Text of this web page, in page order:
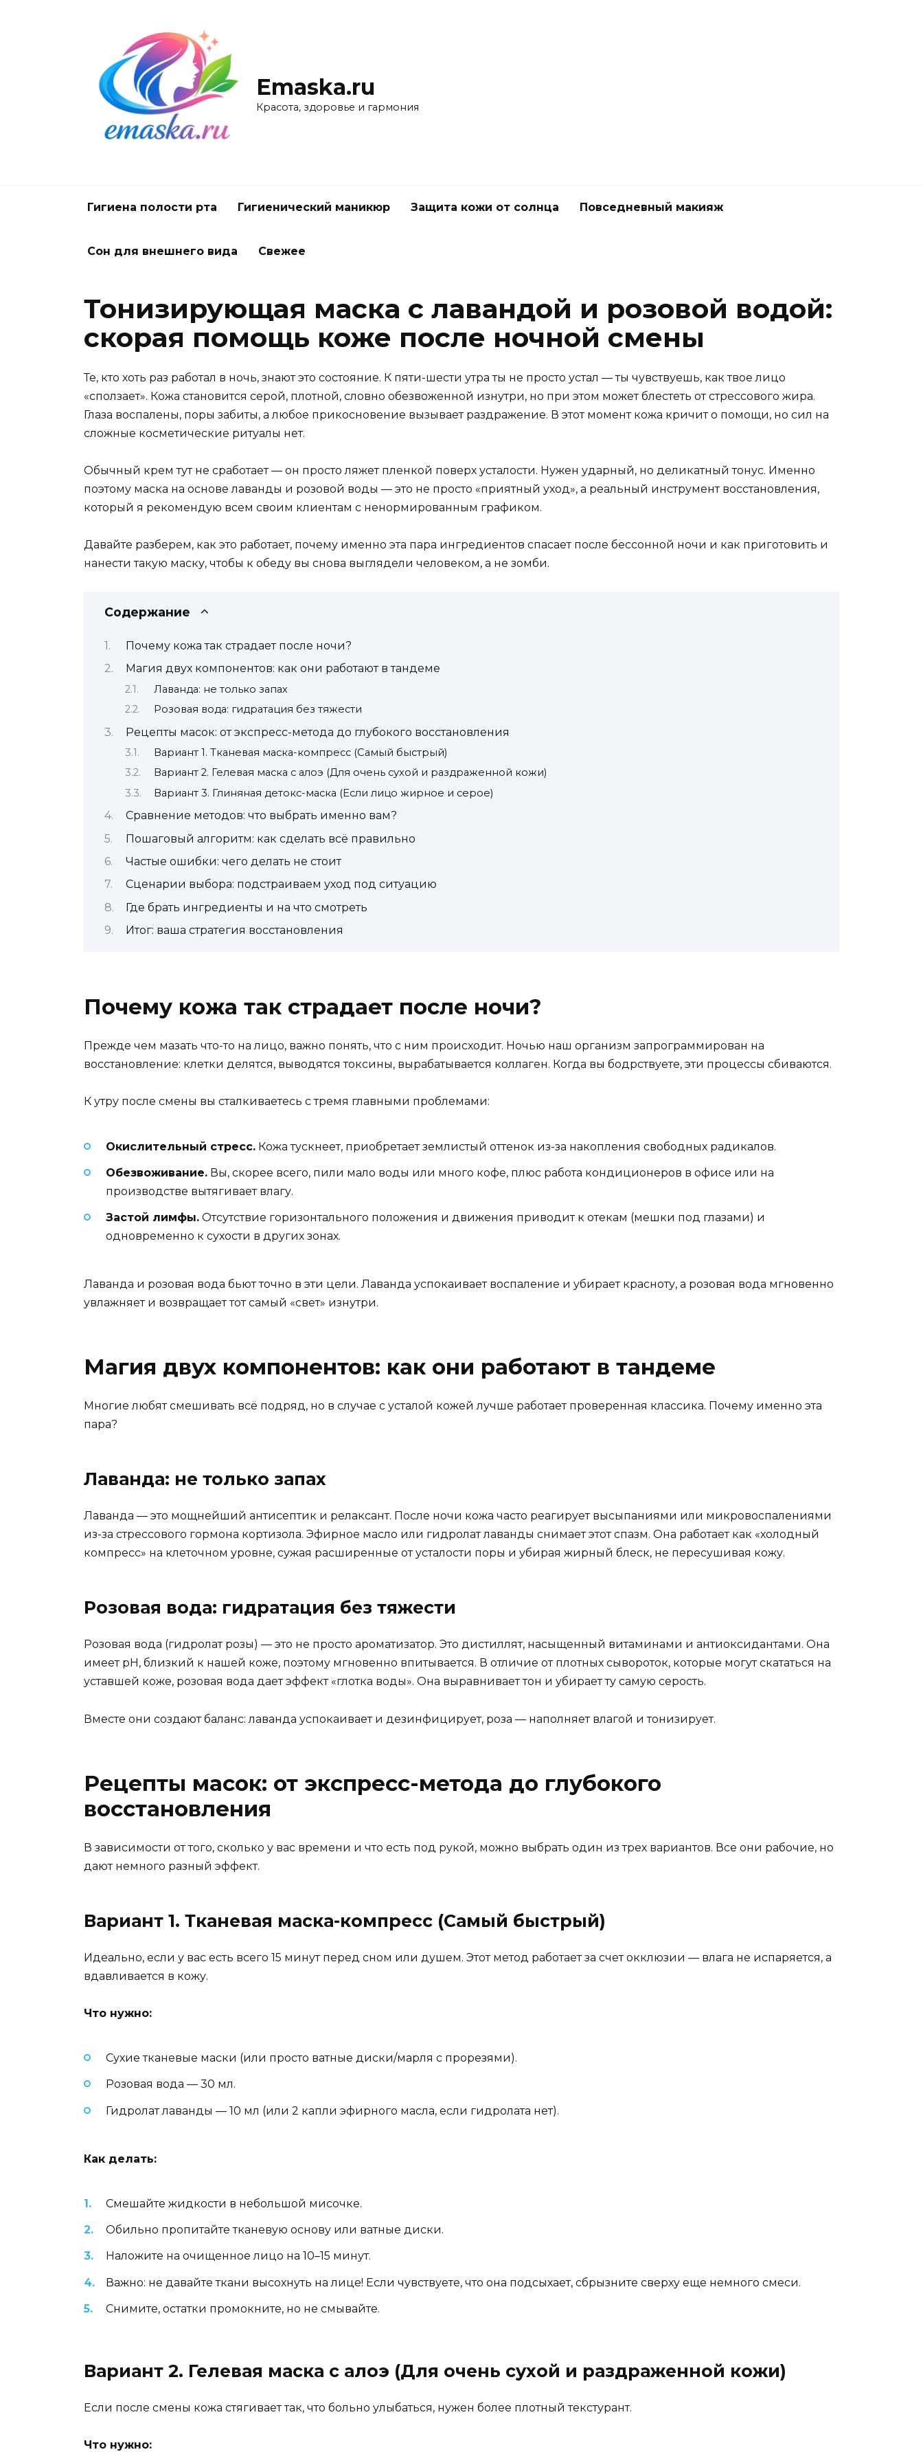
Emaska.ru
Красота, здоровье и гармония
Гигиена полости рта Гигиенический маникюр Защита кожи от солнца Повседневный макияж
Сон для внешнего вида Свежее
Тонизирующая маска с лавандой и розовой водой:
скорая помощь коже после ночной смены
Те, кто хоть раз работал в ночь, знают это состояние. К пяти-шести утра ты не просто устал — ты чувствуешь, как твое лицо
«сползает». Кожа становится серой, плотной, словно обезвоженной изнутри, но при этом может блестеть от стрессового жира.
Глаза воспалены, поры забиты, а любое прикосновение вызывает раздражение. В этот момент кожа кричит о помощи, но сил на
сложные косметические ритуалы нет.
Обычный крем тут не сработает — он просто ляжет пленкой поверх усталости. Нужен ударный, но деликатный тонус. Именно
поэтому маска на основе лаванды и розовой воды — это не просто «приятный уход», а реальный инструмент восстановления,
который я рекомендую всем своим клиентам с ненормированным графиком.
Давайте разберем, как это работает, почему именно эта пара ингредиентов спасает после бессонной ночи и как приготовить и
нанести такую маску, чтобы к обеду вы снова выглядели человеком, а не зомби.
Содержание
Почему кожа так страдает после ночи?
Магия двух компонентов: как они работают в тандеме
Лаванда: не только запах
Розовая вода: гидратация без тяжести
Рецепты масок: от экспресс-метода до глубокого восстановления
Вариант 1. Тканевая маска-компресс (Самый быстрый)
Вариант 2. Гелевая маска с алоэ (Для очень сухой и раздраженной кожи)
Вариант 3. Глиняная детокс-маска (Если лицо жирное и серое)
Сравнение методов: что выбрать именно вам?
Пошаговый алгоритм: как сделать всё правильно
Частые ошибки: чего делать не стоит
Сценарии выбора: подстраиваем уход под ситуацию
Где брать ингредиенты и на что смотреть
Итог: ваша стратегия восстановления
Почему кожа так страдает после ночи?
Прежде чем мазать что-то на лицо, важно понять, что с ним происходит. Ночью наш организм запрограммирован на
восстановление: клетки делятся, выводятся токсины, вырабатывается коллаген. Когда вы бодрствуете, эти процессы сбиваются.
К утру после смены вы сталкиваетесь с тремя главными проблемами:
Окислительный стресс. Кожа тускнеет, приобретает землистый оттенок из-за накопления свободных радикалов.
Обезвоживание. Вы, скорее всего, пили мало воды или много кофе, плюс работа кондиционеров в офисе или на
производстве вытягивает влагу.
Застой лимфы. Отсутствие горизонтального положения и движения приводит к отекам (мешки под глазами) и
одновременно к сухости в других зонах.
Лаванда и розовая вода бьют точно в эти цели. Лаванда успокаивает воспаление и убирает красноту, а розовая вода мгновенно
увлажняет и возвращает тот самый «свет» изнутри.
Магия двух компонентов: как они работают в тандеме
Многие любят смешивать всё подряд, но в случае с усталой кожей лучше работает проверенная классика. Почему именно эта
пара?
Лаванда: не только запах
Лаванда — это мощнейший антисептик и релаксант. После ночи кожа часто реагирует высыпаниями или микровоспалениями
из-за стрессового гормона кортизола. Эфирное масло или гидролат лаванды снимает этот спазм. Она работает как «холодный
компресс» на клеточном уровне, сужая расширенные от усталости поры и убирая жирный блеск, не пересушивая кожу.
Розовая вода: гидратация без тяжести
Розовая вода (гидролат розы) — это не просто ароматизатор. Это дистиллят, насыщенный витаминами и антиоксидантами. Она
имеет pH, близкий к нашей коже, поэтому мгновенно впитывается. В отличие от плотных сывороток, которые могут скататься на
уставшей коже, розовая вода дает эффект «глотка воды». Она выравнивает тон и убирает ту самую серость.
Вместе они создают баланс: лаванда успокаивает и дезинфицирует, роза — наполняет влагой и тонизирует.
Рецепты масок: от экспресс-метода до глубокого
восстановления
В зависимости от того, сколько у вас времени и что есть под рукой, можно выбрать один из трех вариантов. Все они рабочие, но
дают немного разный эффект.
Вариант 1. Тканевая маска-компресс (Самый быстрый)
Идеально, если у вас есть всего 15 минут перед сном или душем. Этот метод работает за счет окклюзии — влага не испаряется, а
вдавливается в кожу.
Что нужно:
Сухие тканевые маски (или просто ватные диски/марля с прорезями).
Розовая вода — 30 мл.
Гидролат лаванды — 10 мл (или 2 капли эфирного масла, если гидролата нет).
Как делать:
Смешайте жидкости в небольшой мисочке.
Обильно пропитайте тканевую основу или ватные диски.
Наложите на очищенное лицо на 10–15 минут.
Важно: не давайте ткани высохнуть на лице! Если чувствуете, что она подсыхает, сбрызните сверху еще немного смеси.
Снимите, остатки промокните, но не смывайте.
Вариант 2. Гелевая маска с алоэ (Для очень сухой и раздраженной кожи)
Если после смены кожа стягивает так, что больно улыбаться, нужен более плотный текстурант.
Что нужно: